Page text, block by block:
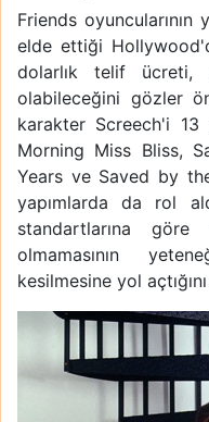
Friends
elde ettiği
dolarlık telif ücreti,
olabileceğini gözler
karakter Screech'i 13
Morning Miss Bliss,
Years ve Saved by
yapımlarda da rol
standartlarına
olmamasının
kesilmesine yol